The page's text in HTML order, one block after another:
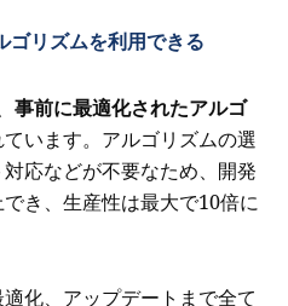
ゴリズムを利用できる
事前に最適化されたアルゴ
ています。アルゴリズムの選
応などが不要なため、開発
き、生産性は最大で10倍に
化、アップデートまで全て